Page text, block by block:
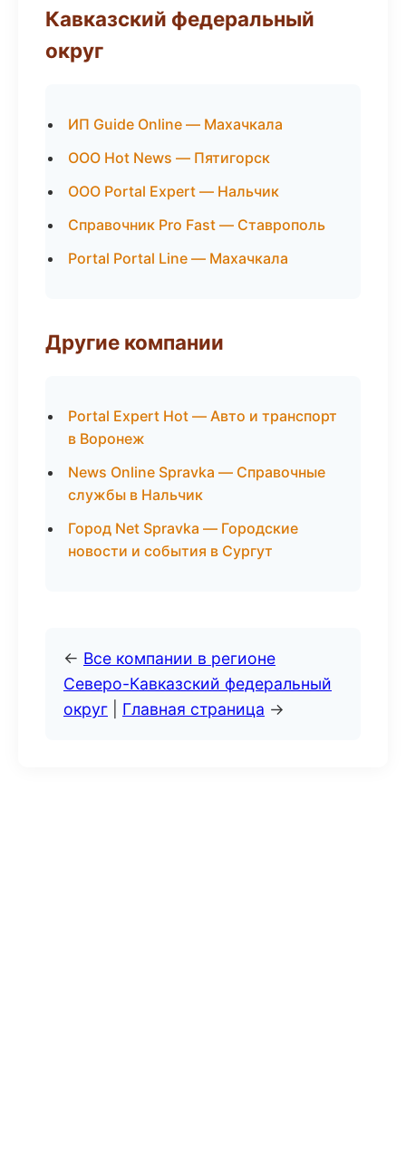
Кавказский федеральный
округ
ИП Guide Online — Махачкала
ООО Hot News — Пятигорск
ООО Portal Expert — Нальчик
Справочник Pro Fast — Ставрополь
Portal Portal Line — Махачкала
Другие компании
Portal Expert Hot — Авто и транспорт
в Воронеж
News Online Spravka — Справочные
службы в Нальчик
Город Net Spravka — Городские
новости и события в Сургут
← Все компании в регионе
Северо-Кавказский федеральный
округ
Главная страница →